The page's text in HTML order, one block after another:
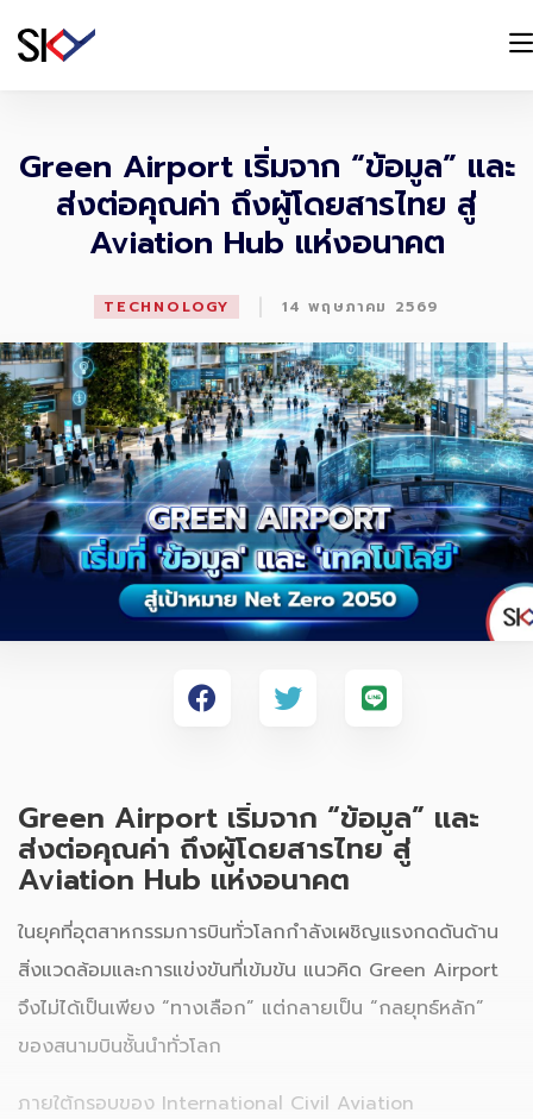
Green Airport เริ่มจาก “ข้อมูล” และ
ส่งต่อคุณค่า ถึงผู้โดยสารไทย สู่
Aviation Hub แห่งอนาคต
TECHNOLOGY | 14 พฤษภาคม 2569
Green Airport เริ่มจาก “ข้อมูล” และ
ส่งต่อคุณค่า ถึงผู้โดยสารไทย สู่
Aviation Hub แห่งอนาคต
ในยุคที่อุตสาหกรรมการบินทั่วโลกกำลังเผชิญแรงกดดันด้าน
สิ่งแวดล้อมและการแข่งขันที่เข้มข้น แนวคิด Green Airport
จึงไม่ได้เป็นเพียง “ทางเลือก” แต่กลายเป็น “กลยุทธ์หลัก”
ของสนามบินชั้นนำทั่วโลก
ภายใต้กรอบของ International Civil Aviation